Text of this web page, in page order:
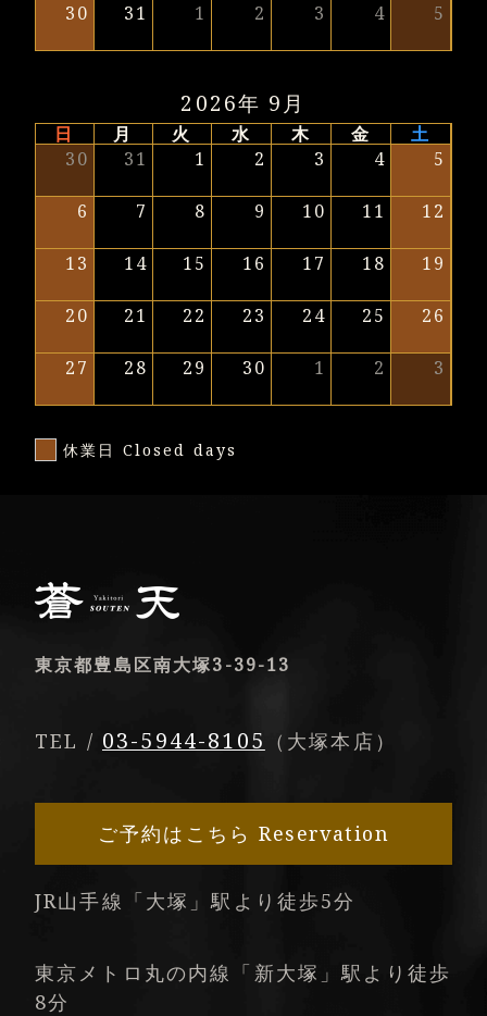
30 31 1 2 3 4 5
2026年 9月
日 月 火 水 木 金
土
30
31 1 2 3 4 5
6 7 8 9 10 11 12
13 14 15 16 17 18 19
20 21 22 23 24 25 26
27 28 29 30 1 2 3
休業日 Closed days
東京都豊島区南大塚3-39-13
TEL / 03-5944-8105 （大塚本店）
ご予約はこちらReservation
JR山手線「大塚」駅より徒歩5分
東京メトロ丸の内線「新大塚」駅より徒歩
8分